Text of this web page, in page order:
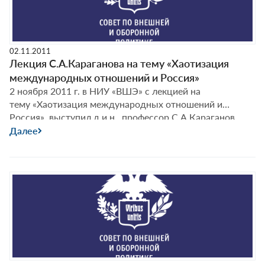
02.11.2011
Лекция С.А.Караганова на тему «Хаотизация
международных отношений и Россия»
2 ноября 2011 г. в НИУ «ВШЭ» с лекцией на
тему «Хаотизация международных отношений и
Россия» выступил д.и.н., профессор С.А.Караганов,
председатель Президиума СВОП, декан факультета
Далее